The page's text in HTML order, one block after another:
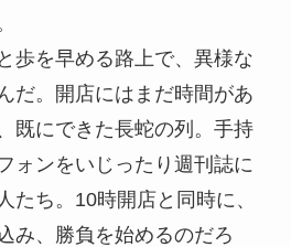
歩を早める路上で、異様な
だ。開店にはまだ時間があ
既にできた長蛇の列。手持
ォンをいじったり週刊誌に
たち。10時開店と同時に、
み、勝負を始めるのだろ